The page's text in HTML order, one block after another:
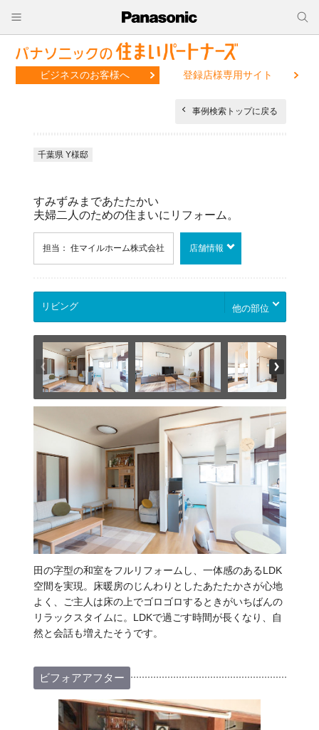
ビジネスのお客様へ 登録店様専用サイト
事例検索トップに戻る
千葉県 Y様邸
すみずみまであたたかい
夫婦二人のための住まいにリフォーム。
担当： 住マイルホーム株式会社 店舗情報
他の部位
田の字型の和室をフルリフォームし、一体感のあるLDK
空間を実現。床暖房のじんわりとしたあたたかさが心地
よく、ご主人は床の上でゴロゴロするときがいちばんの
リラックスタイムに。LDKで過ごす時間が長くなり、自
然と会話も増えたそうです。
ビフォアアフター